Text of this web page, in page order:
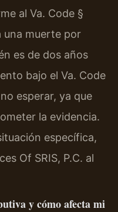
al Va. Code §
una muerte por
es de dos años
bajo el Va. Code
esperar, ya que
la evidencia.
específica,
Of SRIS, P.C. al
y cómo afecta mi